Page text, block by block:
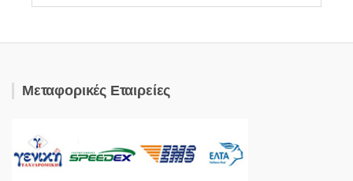
Μεταφορικές Εταιρείες